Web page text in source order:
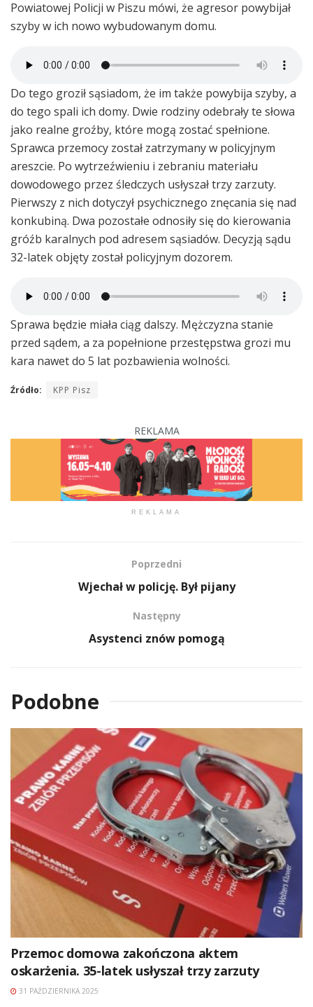
Powiatowej Policji w Piszu mówi, że agresor powybijał
szyby w ich nowo wybudowanym domu.
Do tego groził sąsiadom, że im także powybija szyby, a
do tego spali ich domy. Dwie rodziny odebrały te słowa
jako realne groźby, które mogą zostać spełnione.
Sprawca przemocy został zatrzymany w policyjnym
areszcie. Po wytrzeźwieniu i zebraniu materiału
dowodowego przez śledczych usłyszał trzy zarzuty.
Pierwszy z nich dotyczył psychicznego znęcania się nad
konkubiną. Dwa pozostałe odnosiły się do kierowania
gróźb karalnych pod adresem sąsiadów. Decyzją sądu
32-latek objęty został policyjnym dozorem.
Sprawa będzie miała ciąg dalszy. Mężczyzna stanie
przed sądem, a za popełnione przestępstwa grozi mu
kara nawet do 5 lat pozbawienia wolności.
Źródło: KPP Pisz
REKLAMA
REKLAMA
Poprzedni
Wjechał w policję. Był pijany
Następny
Asystenci znów pomogą
Podobne
Przemoc domowa zakończona aktem
oskarżenia. 35-latek usłyszał trzy zarzuty
31 PAŹDZIERNIKA 2025